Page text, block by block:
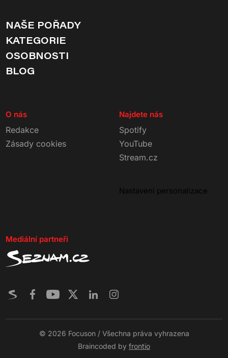
NAŠE POŘADY
KATEGORIE
OSOBNOSTI
BLOG
O nás
Redakce
Zásady cookies
Najdete nás
Spotify
YouTube
Stream.cz
Nastavení personalizace
Mediální partneři
© 2026 Focuson / Všechna práva vyhrazena
Braincoded by frontio